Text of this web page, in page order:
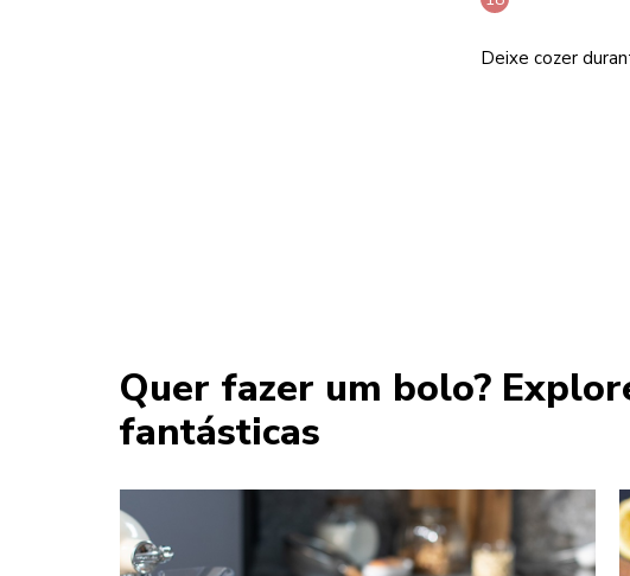
Deixe cozer
Quer fazer um bolo?
fantásticas